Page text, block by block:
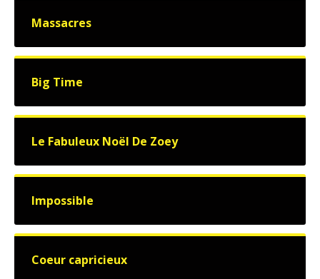
Massacres
Big Time
Le Fabuleux Noël De Zoey
Impossible
Coeur capricieux